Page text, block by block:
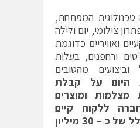
טכנולוגית המפתחת,
צילומי, יום ולילה
ואוויריים כדוגמת
ורחפנים, בעלות
מהטובים
היום על קבלת
מצלמות ומוצרים
ללקוח קיים
בתמורה לסך כולל של כ – 30 מיליון